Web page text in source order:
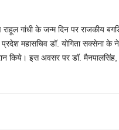
राहूल गांधी के जन्म दिन पर राजकीय
महासचिव डॉ. योगिता सक्सेना के
किये। इस अवसर पर डॉ. मैनपालसिंह,